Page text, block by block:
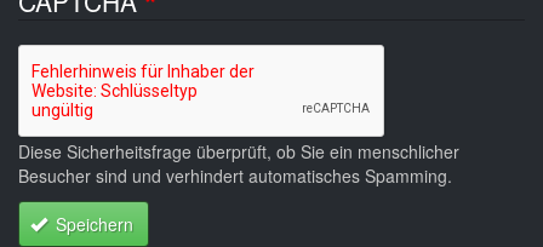
Diese Sicherheitsfrage überprüft, ob Sie ein menschlicher
Besucher sind und verhindert automatisches Spamming.
Speichern